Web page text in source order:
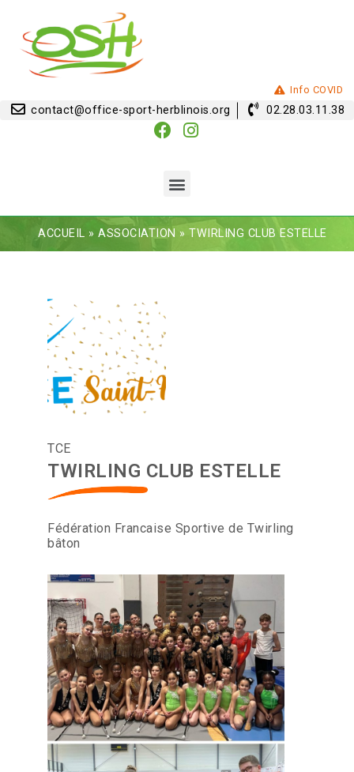
Info COVID
contact@office-sport-herblinois.org 02.28.03.11.38
ACCUEIL » ASSOCIATION » TWIRLING CLUB ESTELLE
TCE
TWIRLING CLUB ESTELLE
Fédération Francaise Sportive de Twirling
bâton